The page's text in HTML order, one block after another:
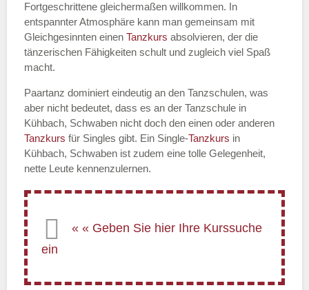
Fortgeschrittene gleichermaßen willkommen. In
entspannter Atmosphäre kann man gemeinsam mit
Gleichgesinnten einen Tanzkurs absolvieren, der die
tänzerischen Fähigkeiten schult und zugleich viel Spaß
macht.
Paartanz dominiert eindeutig an den Tanzschulen, was
aber nicht bedeutet, dass es an der Tanzschule in
Kühbach, Schwaben nicht doch den einen oder anderen
Tanzkurs für Singles gibt. Ein Single-Tanzkurs in
Kühbach, Schwaben ist zudem eine tolle Gelegenheit,
nette Leute kennenzulernen.